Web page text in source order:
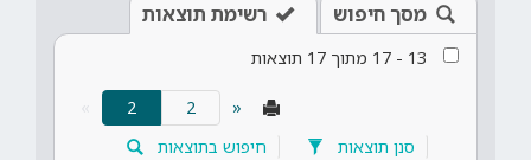
מסך חיפוש רשימת תוצאות
13
-
17 מתוך 17 תוצאות
«
2
סנן תוצאות
חיפוש בתוצאות